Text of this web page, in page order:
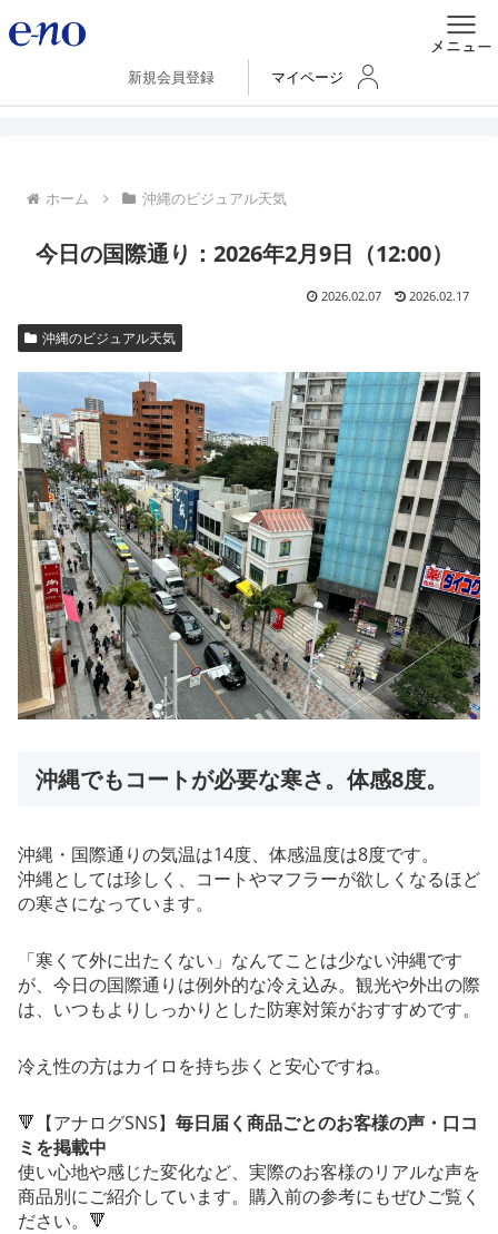
新規会員登録 マイページ
ホーム 沖縄のビジュアル天気
今日の国際通り：2026年2月9日（12:00）
2026.02.07 2026.02.17
沖縄のビジュアル天気
沖縄でもコートが必要な寒さ。体感8度。
沖縄・国際通りの気温は14度、体感温度は8度です。
沖縄としては珍しく、コートやマフラーが欲しくなるほど
の寒さになっています。
「寒くて外に出たくない」なんてことは少ない沖縄です
が、今日の国際通りは例外的な冷え込み。観光や外出の際
は、いつもよりしっかりとした防寒対策がおすすめです。
冷え性の方はカイロを持ち歩くと安心ですね。
🔻【アナログSNS】 毎日届く商品ごとのお客様の声・口コ
ミを掲載中
使い心地や感じた変化など、実際のお客様のリアルな声を
商品別にご紹介しています。購入前の参考にもぜひご覧く
ださい。🔻